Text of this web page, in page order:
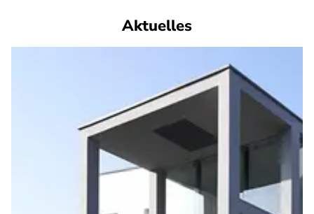
Aktuelles